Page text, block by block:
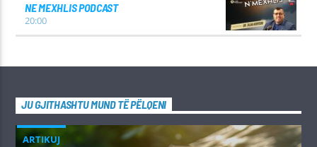
NE MEXHLIS PODCAST
20:00
JU GJITHASHTU MUND TË PËLQENI
ARTIKUJ